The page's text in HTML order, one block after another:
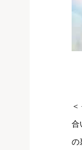
合
の